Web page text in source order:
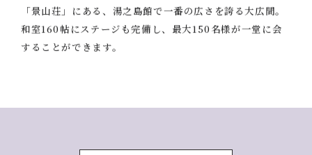
「景山荘」にある、湯之島館で一番の広さを誇る大広間。
和室160帖にステージも完備し、最大150名様が一堂に会
することができます。